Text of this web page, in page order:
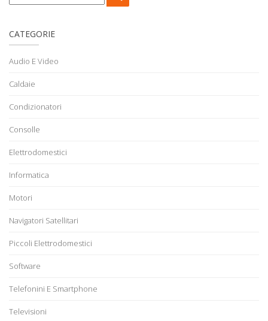
CATEGORIE
Audio E Video
Caldaie
Condizionatori
Consolle
Elettrodomestici
Informatica
Motori
Navigatori Satellitari
Piccoli Elettrodomestici
Software
Telefonini E Smartphone
Televisioni